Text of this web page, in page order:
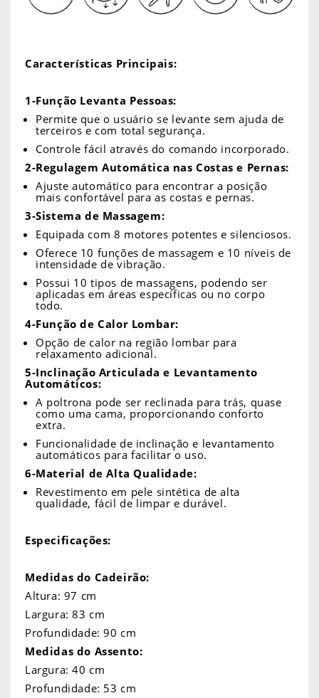
Características Principais:
1-Função Levanta Pessoas:
Permite que o usuário se levante sem ajuda de
terceiros e com total segurança.
Controle fácil através do comando incorporado.
2-Regulagem Automática nas Costas e Pernas:
Ajuste automático para encontrar a posição
mais confortável para as costas e pernas.
3-Sistema de Massagem:
Equipada com 8 motores potentes e silenciosos.
Oferece 10 funções de massagem e 10 níveis de
intensidade de vibração.
Possui 10 tipos de massagens, podendo ser
aplicadas em áreas específicas ou no corpo
todo.
4-Função de Calor Lombar:
Opção de calor na região lombar para
relaxamento adicional.
5-Inclinação Articulada e Levantamento
Automáticos:
A poltrona pode ser reclinada para trás, quase
como uma cama, proporcionando conforto
extra.
Funcionalidade de inclinação e levantamento
automáticos para facilitar o uso.
6-Material de Alta Qualidade:
Revestimento em pele sintética de alta
qualidade, fácil de limpar e durável.
Especificações:
Medidas do Cadeirão:
Altura: 97 cm
Largura: 83 cm
Profundidade: 90 cm
Medidas do Assento:
Largura: 40 cm
Profundidade: 53 cm